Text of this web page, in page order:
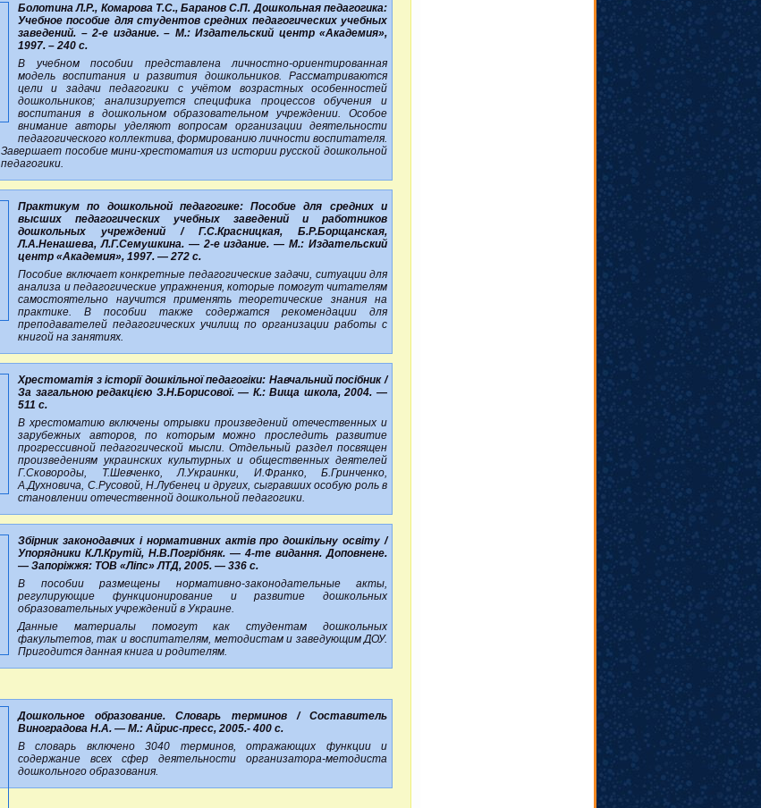
Болотина Л.Р., Комарова Т.С., Баранов С.П. Дошкольная педагогика:
Учебное пособие для студентов средних педагогических учебных
заведений. – 2-е издание. – М.: Издательский центр «Академия»,
1997. – 240 с.
В учебном пособии представлена личностно-ориентированная
модель воспитания и развития дошкольников. Рассматриваются
цели и задачи педагогики с учётом возрастных особенностей
дошкольников; анализируется специфика процессов обучения и
воспитания в дошкольном образовательном учреждении. Особое
внимание авторы уделяют вопросам организации деятельности
педагогического коллектива, формированию личности воспитателя.
Завершает пособие мини-хрестоматия из истории русской дошкольной
педагогики.
Практикум по дошкольной педагогике: Пособие для средних и
высших педагогических учебных заведений и работников
дошкольных учреждений / Г.С.Красницкая, Б.Р.Борщанская,
Л.А.Ненашева, Л.Г.Семушкина. — 2-е издание. — М.: Издательский
центр «Академия», 1997. — 272 с.
Пособие включает конкретные педагогические задачи, ситуации для
анализа и педагогические упражнения, которые помогут читателям
самостоятельно научится применять теоретические знания на
практике. В пособии также содержатся рекомендации для
преподавателей педагогических училищ по организации работы с
книгой на занятиях.
Хрестоматія з історії дошкільної педагогіки: Навчальний посібник /
За загальною редакцією З.Н.Борисової. — К.: Вища школа, 2004. —
511 с.
В хрестоматию включены отрывки произведений отечественных и
зарубежных авторов, по которым можно проследить развитие
прогрессивной педагогической мысли. Отдельный раздел посвящен
произведениям украинских культурных и общественных деятелей
Г.Сковороды, Т.Шевченко, Л.Украинки, И.Франко, Б.Гринченко,
А.Духновича, С.Русовой, Н.Лубенец и других, сыгравших особую роль в
становлении отечественной дошкольной педагогики.
Збірник законодавчих і нормативних актів про дошкільну освіту /
Упорядники К.Л.Крутій, Н.В.Погрібняк. — 4-те видання. Доповнене.
— Запоріжжя: ТОВ «Ліпс» ЛТД, 2005. — 336 с.
В пособии размещены нормативно-законодательные акты,
регулирующие функционирование и развитие дошкольных
образовательных учреждений в Украине.
Данные материалы помогут как студентам дошкольных
факультетов, так и воспитателям, методистам и заведующим ДОУ.
Пригодится данная книга и родителям.
Дошкольное образование. Словарь терминов / Составитель
Виноградова Н.А. — М.: Айрис-пресс, 2005.- 400 с.
В словарь включено 3040 терминов, отражающих функции и
содержание всех сфер деятельности организатора-методиста
дошкольного образования.